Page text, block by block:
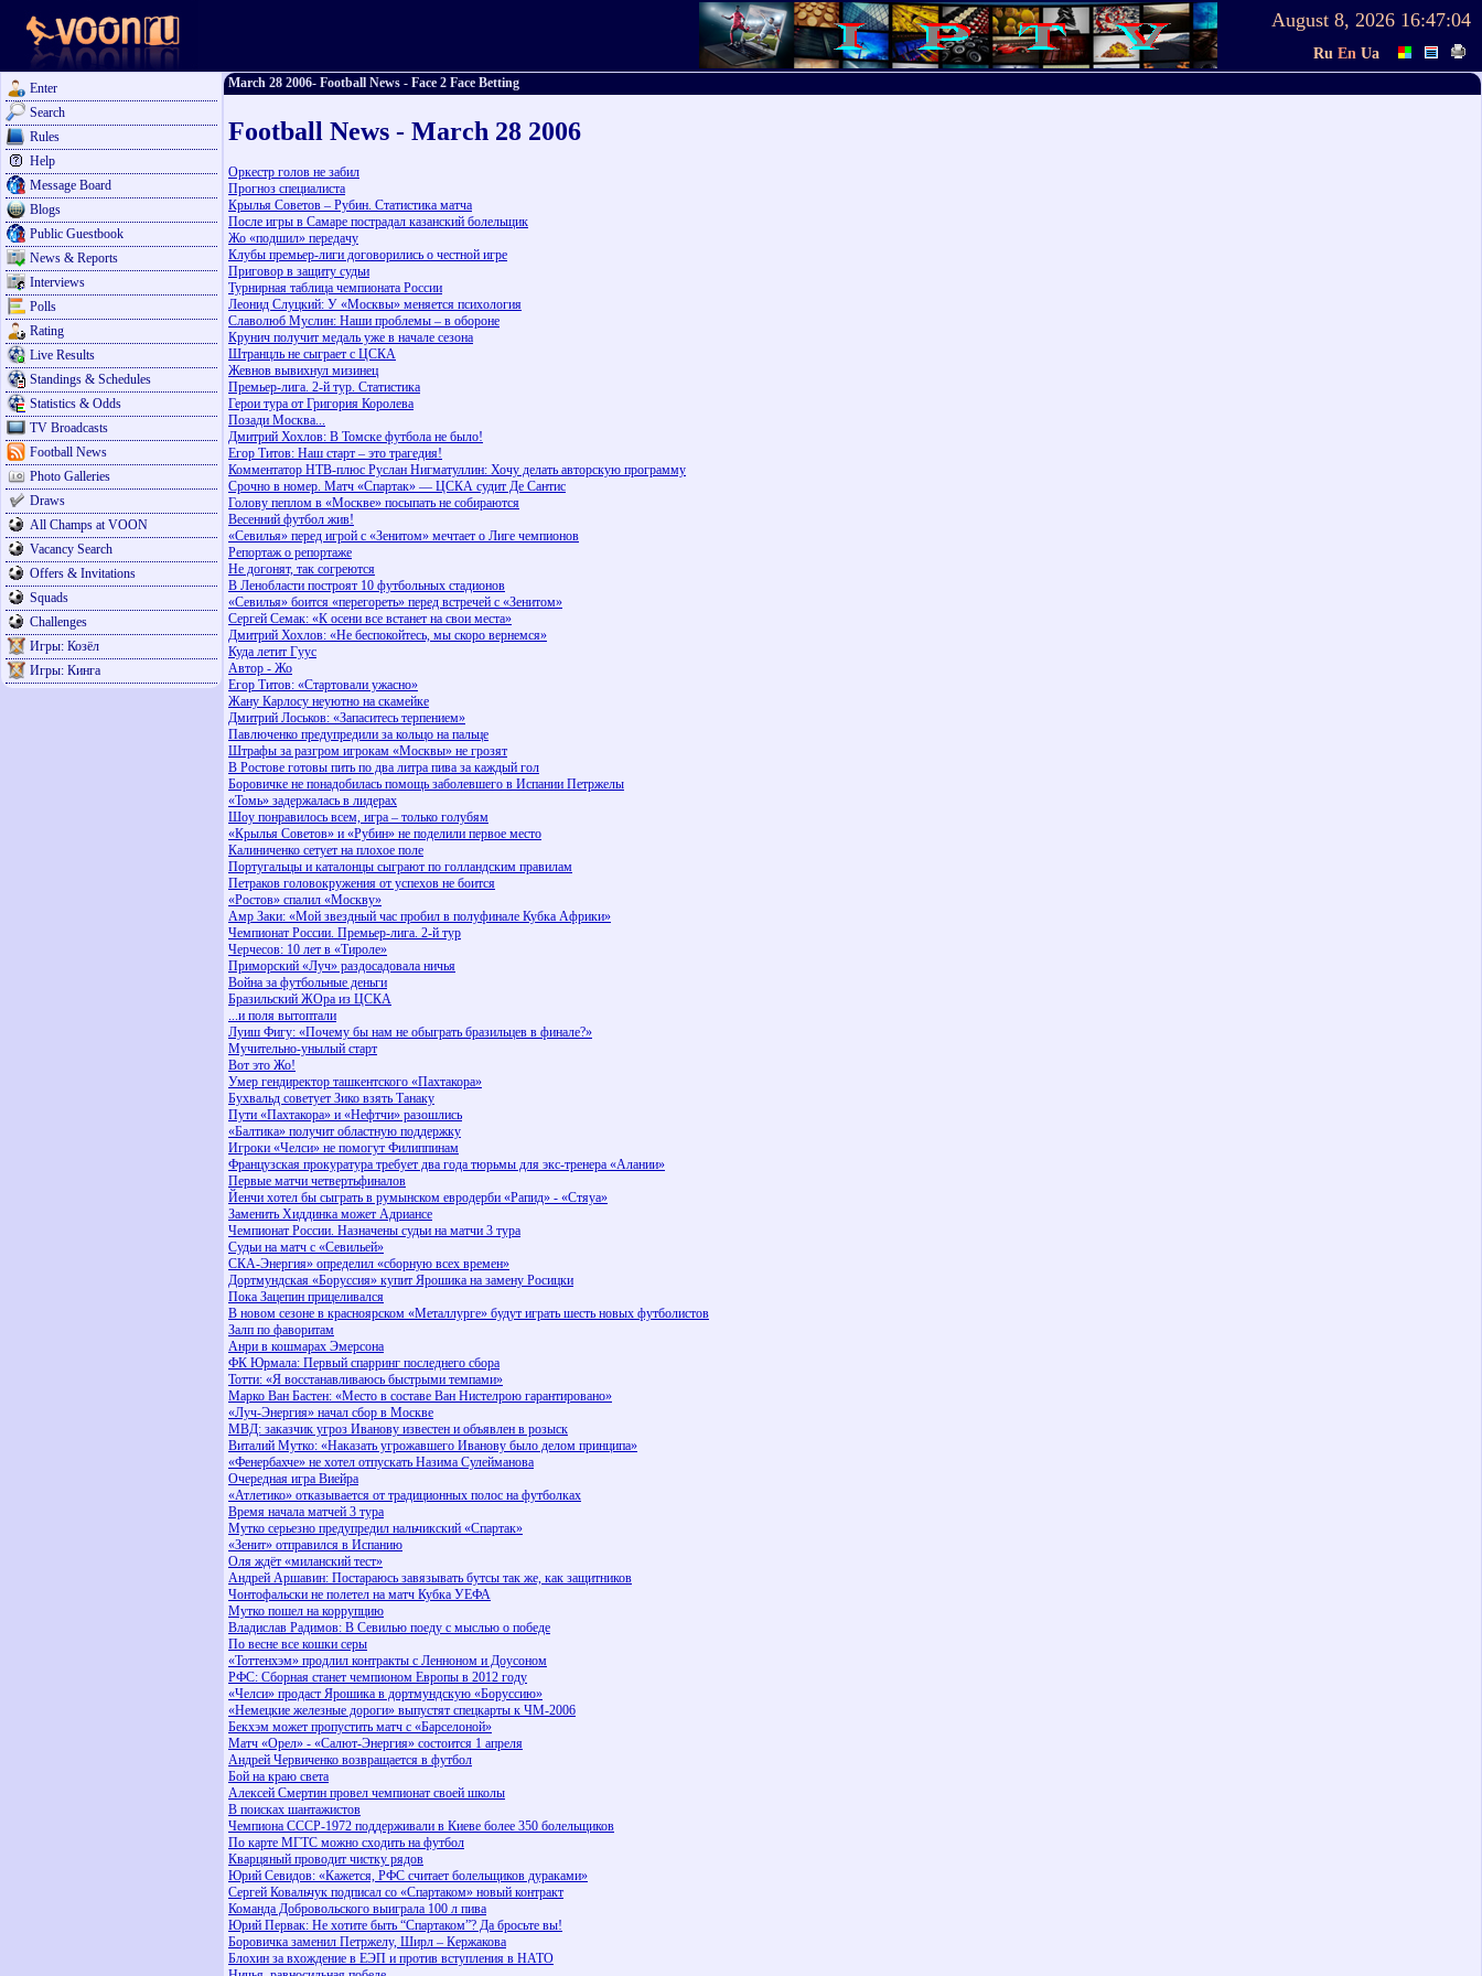
August 8, 2026 16:47:04
Ru En Ua
Enter
Search
Rules
Help
Message Board
Blogs
Public Guestbook
News & Reports
Interviews
Polls
Rating
Live Results
Standings & Schedules
Statistics & Odds
TV Broadcasts
Football News
Photo Galleries
Draws
All Champs at VOON
Vacancy Search
Offers & Invitations
Squads
Challenges
Игры: Козёл
Игры: Кинга
March 28 2006- Football News - Face 2 Face Betting
Football News - March 28 2006
Оркестр голов не забил
Прогноз специалиста
Крылья Советов – Рубин. Статистика матча
После игры в Самаре пострадал казанский болельщик
Жо «подшил» передачу
Клубы премьер-лиги договорились о честной игре
Приговор в защиту судьи
Турнирная таблица чемпионата России
Леонид Слуцкий: У «Москвы» меняется психология
Славолюб Муслин: Наши проблемы – в обороне
Крунич получит медаль уже в начале сезона
Штранцль не сыграет с ЦСКА
Жевнов вывихнул мизинец
Премьер-лига. 2-й тур. Статистика
Герои тура от Григория Королева
Позади Москва...
Дмитрий Хохлов: В Томске футбола не было!
Егор Титов: Наш старт – это трагедия!
Комментатор НТВ-плюс Руслан Нигматуллин: Хочу делать авторскую программу
Срочно в номер. Матч «Спартак» — ЦСКА судит Де Сантис
Голову пеплом в «Москве» посыпать не собираются
Весенний футбол жив!
«Севилья» перед игрой с «Зенитом» мечтает о Лиге чемпионов
Репортаж о репортаже
Не догонят, так согреются
В Ленобласти построят 10 футбольных стадионов
«Севилья» боится «перегореть» перед встречей с «Зенитом»
Сергей Семак: «К осени все встанет на свои места»
Дмитрий Хохлов: «Не беспокойтесь, мы скоро вернемся»
Куда летит Гуус
Автор - Жо
Егор Титов: «Стартовали ужасно»
Жану Карлосу неуютно на скамейке
Дмитрий Лоськов: «Запаситесь терпением»
Павлюченко предупредили за кольцо на пальце
Штрафы за разгром игрокам «Москвы» не грозят
В Ростове готовы пить по два литра пива за каждый гол
Боровичке не понадобилась помощь заболевшего в Испании Петржелы
«Томь» задержалась в лидерах
Шоу понравилось всем, игра – только голубям
«Крылья Советов» и «Рубин» не поделили первое место
Калиниченко сетует на плохое поле
Португальцы и каталонцы сыграют по голландским правилам
Петраков головокружения от успехов не боится
«Ростов» спалил «Москву»
Амр Заки: «Мой звездный час пробил в полуфинале Кубка Африки»
Чемпионат России. Премьер-лига. 2-й тур
Черчесов: 10 лет в «Тироле»
Приморский «Луч» раздосадовала ничья
Война за футбольные деньги
Бразильский ЖОра из ЦСКА
...и поля вытоптали
Луиш Фигу: «Почему бы нам не обыграть бразильцев в финале?»
Мучительно-унылый старт
Вот это Жо!
Умер гендиректор ташкентского «Пахтакора»
Бухвальд советует Зико взять Танаку
Пути «Пахтакора» и «Нефтчи» разошлись
«Балтика» получит областную поддержку
Игроки «Челси» не помогут Филиппинам
Французская прокуратура требует два года тюрьмы для экс-тренера «Алании»
Первые матчи четвертьфиналов
Йенчи хотел бы сыграть в румынском евродерби «Рапид» - «Стяуа»
Заменить Хиддинка может Адриансе
Чемпионат России. Назначены судьи на матчи 3 тура
Судьи на матч с «Севильей»
СКА-Энергия» определил «сборную всех времен»
Дортмундская «Боруссия» купит Ярошика на замену Росицки
Пока Зацепин прицеливался
В новом сезоне в красноярском «Металлурге» будут играть шесть новых футболистов
Залп по фаворитам
Анри в кошмарах Эмерсона
ФК Юрмала: Первый спарринг последнего сбора
Тотти: «Я восстанавливаюсь быстрыми темпами»
Марко Ван Бастен: «Место в составе Ван Нистелрою гарантировано»
«Луч-Энергия» начал сбор в Москве
МВД: заказчик угроз Иванову известен и объявлен в розыск
Виталий Мутко: «Наказать угрожавшего Иванову было делом принципа»
«Фенербахче» не хотел отпускать Назима Сулейманова
Очередная игра Виейра
«Атлетико» отказывается от традиционных полос на футболках
Время начала матчей 3 тура
Мутко серьезно предупредил нальчикский «Спартак»
«Зенит» отправился в Испанию
Оля ждёт «миланский тест»
Андрей Аршавин: Постараюсь завязывать бутсы так же, как защитников
Чонтофальски не полетел на матч Кубка УЕФА
Мутко пошел на коррупцию
Владислав Радимов: В Севилью поеду с мыслью о победе
По весне все кошки серы
«Тоттенхэм» продлил контракты с Ленноном и Доусоном
РФС: Cборная станет чемпионом Европы в 2012 году
«Челси» продаст Ярошика в дортмундскую «Боруссию»
«Немецкие железные дороги» выпустят спецкарты к ЧМ-2006
Бекхэм может пропустить матч с «Барселоной»
Матч «Орел» - «Салют-Энергия» состоится 1 апреля
Андрей Червиченко возвращается в футбол
Бой на краю света
Алексей Смертин провел чемпионат своей школы
В поисках шантажистов
Чемпиона СССР-1972 поддерживали в Киеве более 350 болельщиков
По карте МГТС можно сходить на футбол
Кварцяный проводит чистку рядов
Юрий Севидов: «Кажется, РФС считает болельщиков дураками»
Сергей Ковальчук подписал со «Спартаком» новый контракт
Команда Добровольского выиграла 100 л пива
Юрий Первак: Не хотите быть “Спартаком”? Да бросьте вы!
Боровичка заменил Петржелу, Ширл – Кержакова
Блохин за вхождение в ЕЭП и против вступления в НАТО